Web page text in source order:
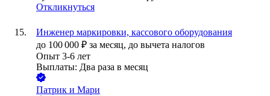
Откликнуться
Инженер маркировки, кассового оборудования
до 100 000 ₽ за месяц, до вычета налогов
Опыт 3-6 лет
Выплаты: Два раза в месяц
Патрик и Мари